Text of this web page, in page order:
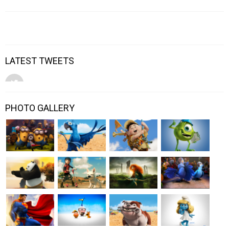
LATEST TWEETS
PHOTO GALLERY